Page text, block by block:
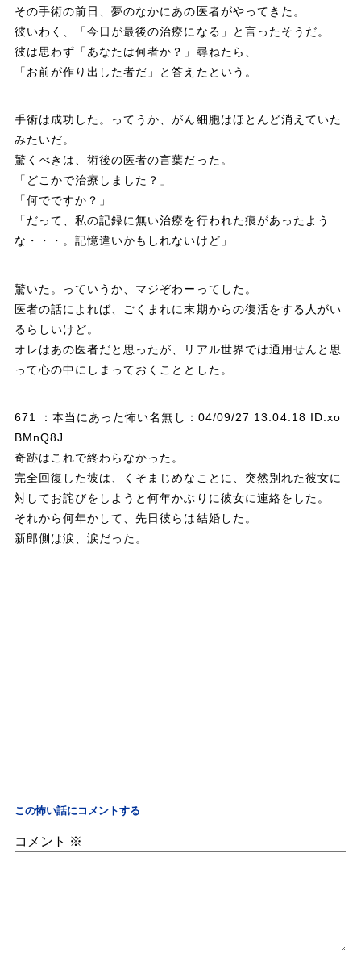
その手術の前日、夢のなかにあの医者がやってきた。
彼いわく、「今日が最後の治療になる」と言ったそうだ。
彼は思わず「あなたは何者か？」尋ねたら、
「お前が作り出した者だ」と答えたという。
手術は成功した。ってうか、がん細胞はほとんど消えていた
みたいだ。
驚くべきは、術後の医者の言葉だった。
「どこかで治療しました？」
「何でですか？」
「だって、私の記録に無い治療を行われた痕があったよう
な・・・。記憶違いかもしれないけど」
驚いた。っていうか、マジぞわーってした。
医者の話によれば、ごくまれに末期からの復活をする人がい
るらしいけど。
オレはあの医者だと思ったが、リアル世界では通用せんと思
って心の中にしまっておくこととした。
671 ：本当にあった怖い名無し：04/09/27 13:04:18 ID:xo
BMnQ8J
奇跡はこれで終わらなかった。
完全回復した彼は、くそまじめなことに、突然別れた彼女に
対してお詫びをしようと何年かぶりに彼女に連絡をした。
それから何年かして、先日彼らは結婚した。
新郎側は涙、涙だった。
この怖い話にコメントする
コメント ※